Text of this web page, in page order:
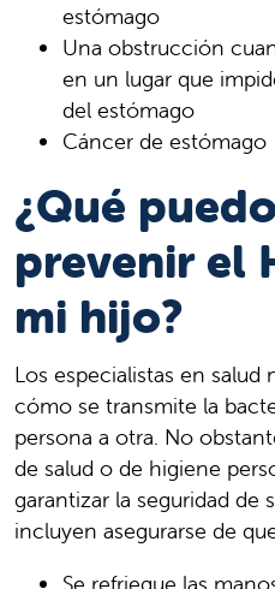
estómago
Una obstrucción
en un lugar que
del estómago
Cáncer de estómago
¿Qué
prevenir el
mi hijo?
Los especialistas en salud
cómo se transmite la
persona a otra. No
de salud o de higiene
garantizar la seguridad de
incluyen asegurarse de
Se refriegue las